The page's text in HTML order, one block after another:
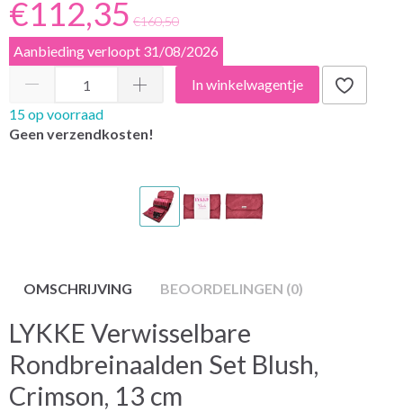
€112,35 €160,50
Aanbieding verloopt 31/08/2026
In winkelwagentje
15 op voorraad
Geen verzendkosten!
OMSCHRIJVING BEOORDELINGEN (0)
LYKKE Verwisselbare
Rondbreinaalden Set Blush,
Crimson, 13 cm